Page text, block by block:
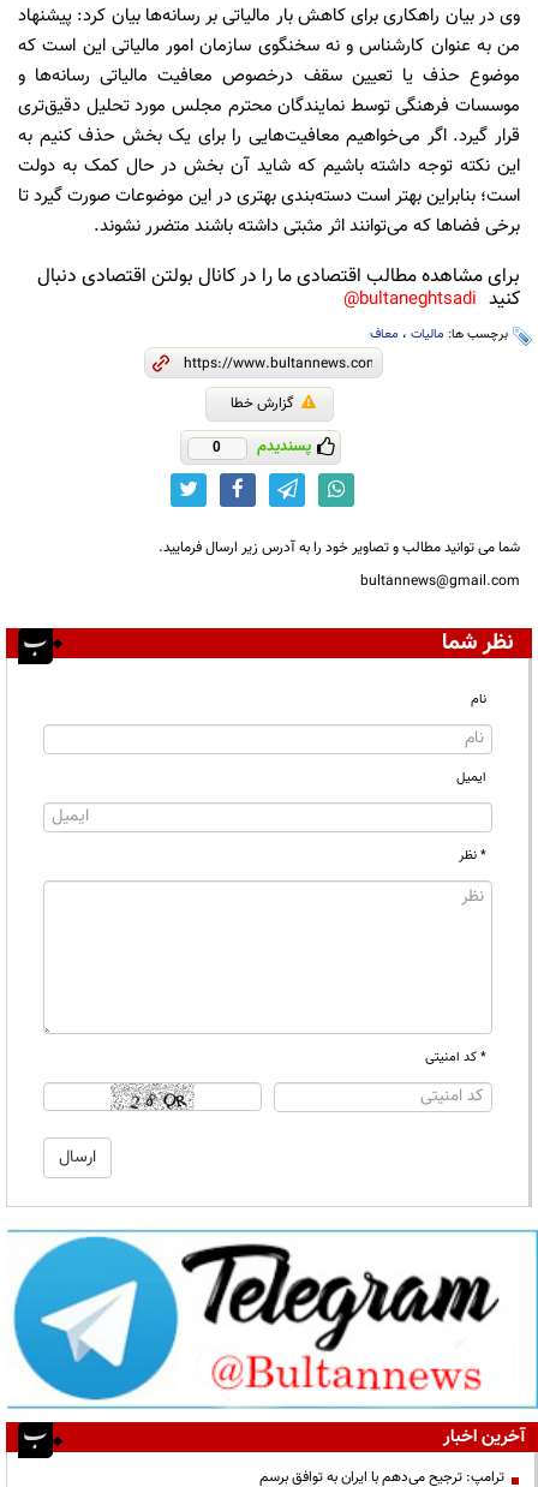
وی در بیان راهکاری برای کاهش بار مالیاتی بر رسانه‌ها بیان کرد: پیشنهاد
من به عنوان کارشناس و نه سخنگوی سازمان امور مالیاتی این است که
موضوع حذف یا تعیین سقف درخصوص معافیت مالیاتی رسانه‌ها و
موسسات فرهنگی توسط نمایندگان محترم مجلس مورد تحلیل دقیق‌تری
قرار گیرد. اگر می‌خواهیم معافیت‌هایی را برای یک بخش حذف کنیم به
این نکته توجه داشته باشیم که شاید آن بخش در حال کمک به دولت
است؛ بنابراین بهتر است دسته‌بندی بهتری در این موضوعات صورت گیرد تا
برخی فضاها که می‌توانند اثر مثبتی داشته باشند متضرر نشوند.
برای مشاهده مطالب اقتصادی ما را در کانال بولتن اقتصادی دنبال
کنید bultaneghtsadi@
برچسب ها: مالیات ، معاف
گزارش خطا
پسندیدم 0
شما می توانید مطالب و تصاویر خود را به آدرس زیر ارسال فرمایید.
bultannews@gmail.com
نظر شما
نام
ایمیل
* نظر
* کد امنیتی
آخرین اخبار
ترامپ: ترجیح می‌دهم با ایران به توافق برسم